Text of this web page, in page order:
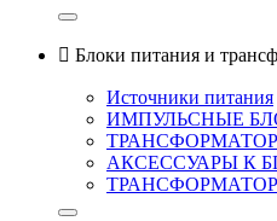
 Блоки питания и
Источники питания
ИМПУЛЬСНЫЕ
АКСЕССУАРЫ К